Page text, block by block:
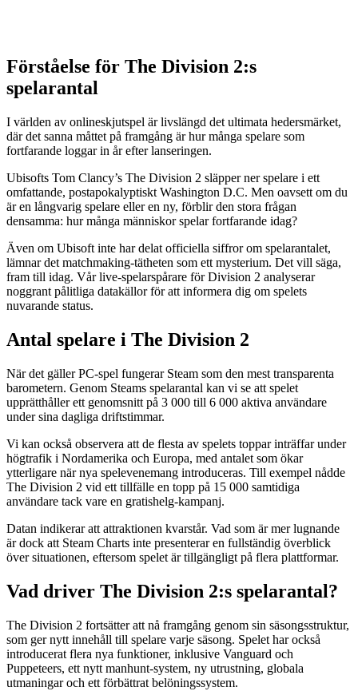
Förståelse för The Division 2:s
spelarantal
I världen av onlineskjutspel är livslängd det ultimata hedersmärket,
där det sanna måttet på framgång är hur många spelare som
fortfarande loggar in år efter lanseringen.
Ubisofts Tom Clancy’s The Division 2 släpper ner spelare i ett
omfattande, postapokalyptiskt Washington D.C. Men oavsett om du
är en långvarig spelare eller en ny, förblir den stora frågan
densamma: hur många människor spelar fortfarande idag?
Även om Ubisoft inte har delat officiella siffror om spelarantalet,
lämnar det matchmaking-tätheten som ett mysterium. Det vill säga,
fram till idag. Vår live-spelarspårare för Division 2 analyserar
noggrant pålitliga datakällor för att informera dig om spelets
nuvarande status.
Antal spelare i The Division 2
När det gäller PC-spel fungerar Steam som den mest transparenta
barometern. Genom Steams spelarantal kan vi se att spelet
upprätthåller ett genomsnitt på 3 000 till 6 000 aktiva användare
under sina dagliga driftstimmar.
Vi kan också observera att de flesta av spelets toppar inträffar under
högtrafik i Nordamerika och Europa, med antalet som ökar
ytterligare när nya spelevenemang introduceras. Till exempel nådde
The Division 2 vid ett tillfälle en topp på 15 000 samtidiga
användare tack vare en gratishelg-kampanj.
Datan indikerar att attraktionen kvarstår. Vad som är mer lugnande
är dock att Steam Charts inte presenterar en fullständig överblick
över situationen, eftersom spelet är tillgängligt på flera plattformar.
Vad driver The Division 2:s spelarantal?
The Division 2 fortsätter att nå framgång genom sin säsongsstruktur,
som ger nytt innehåll till spelare varje säsong. Spelet har också
introducerat flera nya funktioner, inklusive Vanguard och
Puppeteers, ett nytt manhunt-system, ny utrustning, globala
utmaningar och ett förbättrat belöningssystem.